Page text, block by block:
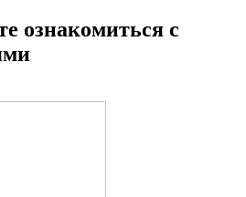
ознакомиться с